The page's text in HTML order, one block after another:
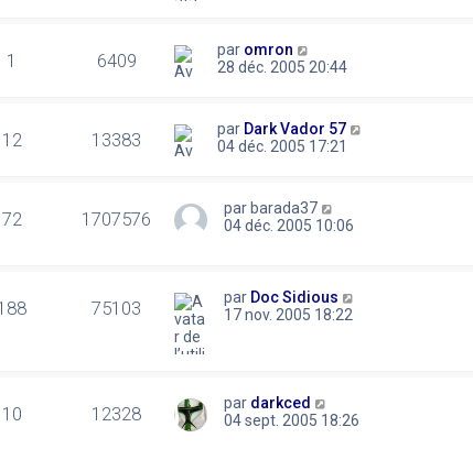
1 6409 par omron
28 déc. 2005 20:44
12 13383 par Dark Vador 57
04 déc. 2005 17:21
72 1707576 par barada37
04 déc. 2005 10:06
75103 par Doc Sidious
17 nov. 2005 18:22
10 12328 par darkced
04 sept. 2005 18:26